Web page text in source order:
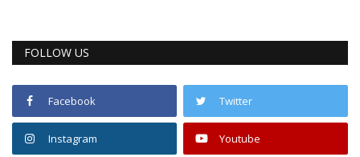
FOLLOW US
Facebook Twitter
Instagram Youtube